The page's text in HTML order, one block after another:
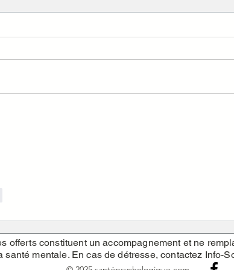
offerts constituent un accompagnement et ne
mentale. En cas de détresse, contactez Info-